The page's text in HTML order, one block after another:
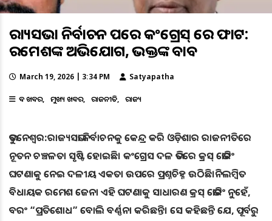
ରାଜ୍ୟସଭା ନିର୍ବାଚନ ପରେ କଂଗ୍ରେସ୍ ରେ ଫାଟ:
ରମେଶଙ୍କ ଅଭିଯୋଗ, ଭକ୍ତଙ୍କ ଜବାବ
March 19, 2026 | 3:34 PM Satyapatha
ବଡ ଖବର ମୁଖ୍ୟ ଖବର ରାଜନୀତି ରାଜ୍ୟ
ଭୁବନେଶ୍ୱର:ରାଜ୍ୟସଭା ନିର୍ବାଚନକୁ କେନ୍ଦ୍ର କରି ଓଡ଼ିଶାର ରାଜନୀତିରେ
ନୂତନ ଚଞ୍ଚଳତା ସୃଷ୍ଟି ହୋଇଛି। କଂଗ୍ରେସ ଦଳ ଭିତରେ କ୍ରସ୍ ଭୋଟିଂ
ଘଟଣାକୁ ନେଇ ଦଳୀୟ ଏକତା ଉପରେ ପ୍ରଶ୍ନଚିହ୍ନ ଉଠିଛି।ନିଲମ୍ବିତ
ବିଧାୟକ ରମେଶ ଜେନା ଏହି ଘଟଣାକୁ ସାଧାରଣ କ୍ରସ୍ ଭୋଟିଂ ନୁହେଁ,
ବରଂ “ପ୍ରତିଶୋଧ” ବୋଲି ବର୍ଣ୍ଣନା କରିଛନ୍ତି। ସେ କହିଛନ୍ତି ଯେ, ପୂର୍ବରୁ